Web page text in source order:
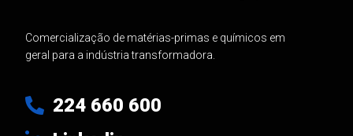
Comercialização de matérias-primas e químicos em
geral para a indústria transformadora.
224 660 600